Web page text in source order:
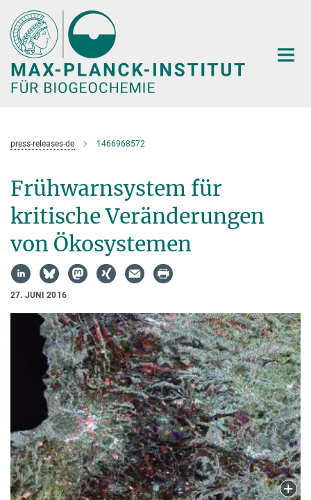
Hauptinhalt
press-releases-de 1466968572
Frühwarnsystem für
kritische Veränderungen
von Ökosystemen
27. JUNI 2016